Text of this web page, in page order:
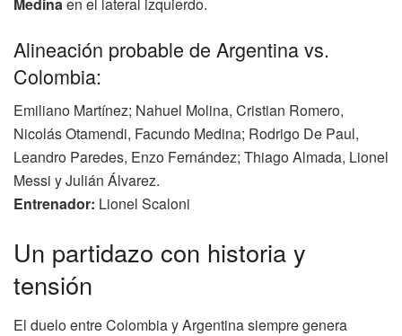
Alineación probable de Argentina vs.
Colombia:
Emiliano Martínez; Nahuel Molina, Cristian Romero,
Nicolás Otamendi, Facundo Medina; Rodrigo De Paul,
Leandro Paredes, Enzo Fernández; Thiago Almada, Lionel
Messi y Julián Álvarez.
Entrenador: Lionel Scaloni
Un partidazo con historia y
tensión
El duelo entre Colombia y Argentina siempre genera